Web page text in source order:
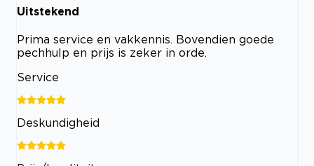
Uitstekend
Prima service en vakkennis. Bovendien goede
pechhulp en prijs is zeker in orde.
Service
Deskundigheid